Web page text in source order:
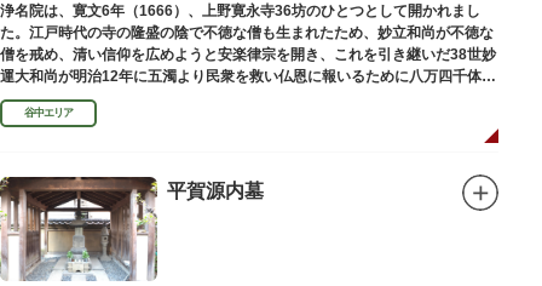
浄名院は、寛文6年（1666）、上野寛永寺36坊のひとつとして開かれまし
た。江戸時代の寺の隆盛の陰で不徳な僧も生まれたため、妙立和尚が不徳な
僧を戒め、清い信仰を広めようと安楽律宗を開き、これを引き継いだ38世妙
運大和尚が明治12年に五濁より民衆を救い仏恩に報いるために八万四千体の
石地蔵建立を発願しました。現在では2万５千体を超える像が造立されてい
ます。谷中エリア
平賀源内墓